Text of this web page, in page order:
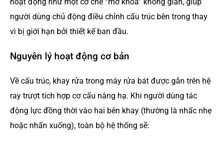
người dùng chủ động điều chỉnh cấu trúc bên trong thay
vì bị giới hạn bởi thiết kế ban đầu.
Nguyên lý hoạt động cơ bản
Về cấu trúc, khay rửa trong máy rửa bát được gắn trên hệ
ray trượt tích hợp cơ cấu nâng hạ. Khi người dùng tác
động lực đồng thời vào hai bên khay (thường là nhấc nhẹ
hoặc nhấn xuống), toàn bộ hệ thống sẽ: